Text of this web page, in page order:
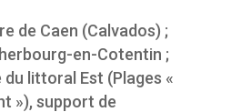
de Caen (Calvados) ;
en-Cotentin ;
du littoral Est (Plages «
»), support de